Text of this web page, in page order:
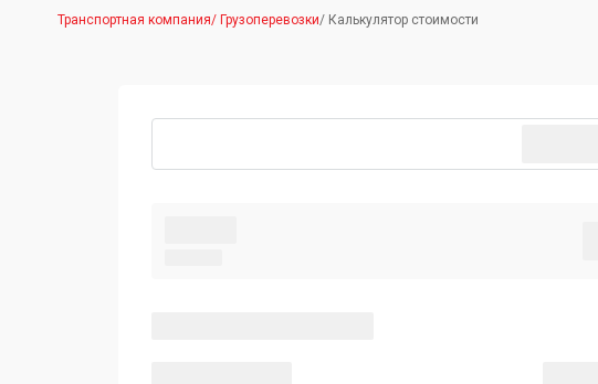
Транспортная компания/ Грузоперевозки/ Калькулятор стоимости